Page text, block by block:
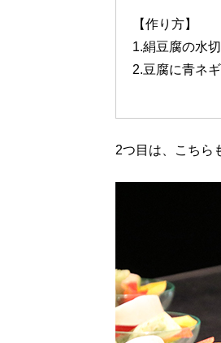
【作り方】
1.絹豆腐の水
2.豆腐に青ネ
2つ目は、こちら